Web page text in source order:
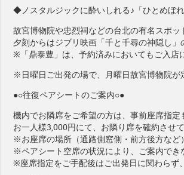
◆ノスタルジックに酔いしれる♪「ひとめぼ
故宮博物院や忠烈祠などの台北の有名スポッ
夕刻からはジブリ映画「千と千尋の神隠し
※「鼎泰豊」は、予約済みにおいてもご入店
※日曜日ご出発の場で、月曜日故宮博物院が
●○往復ペアシートのご案内○●
機内でお隣席をご希望の方は、事前座席指定
お一人様3,000円にて、お隣り席を確約させ
※お座席の場所（通路側窓側・前方後方など
※ペアシート空席の状況により、ご案内でき
※座席指定をご手配後はご出発日に関わらず